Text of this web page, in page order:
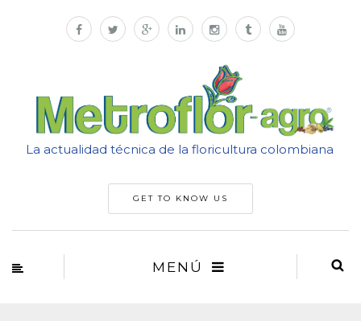
La actualidad técnica de la floricultura colombiana
GET TO KNOW US
MENÚ